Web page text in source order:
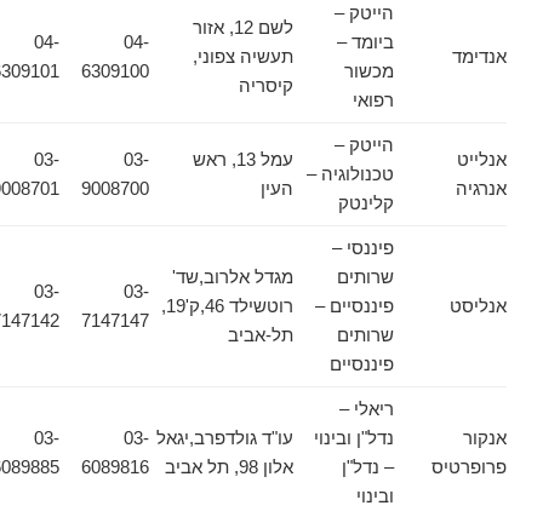
אנדימד
הייטק –
ביומד –
מכשור
רפואי
לשם 12, אזור
תעשיה צפוני,
קיסריה
04-
6309100
04-
6309101
אנלייט
אנרגיה
הייטק –
טכנולוגיה –
קלינטק
עמל 13, ראש
העין
03-
9008700
03-
9008701
אנליסט
פיננסי –
שרותים
פיננסיים –
שרותים
פיננסיים
מגדל אלרוב,שד'
רוטשילד 46,ק'19,
תל-אביב
03-
7147147
03-
7147142
אנקור
פרופרטיס
ריאלי –
נדל"ן ובינוי
– נדל"ן
ובינוי
עו"ד גולדפרב,יגאל
אלון 98, תל אביב
03-
6089816
03-
6089885